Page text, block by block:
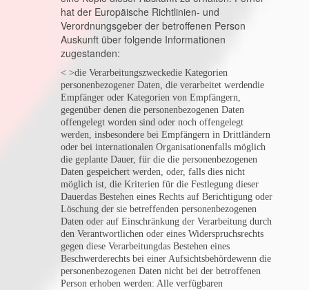
hat der Europäische Richtlinien- und
Verordnungsgeber der betroffenen Person
Auskunft über folgende Informationen
zugestanden:
< >die Verarbeitungszweckedie Kategorien
personenbezogener Daten, die verarbeitet werdendie
Empfänger oder Kategorien von Empfängern,
gegenüber denen die personenbezogenen Daten
offengelegt worden sind oder noch offengelegt
werden, insbesondere bei Empfängern in Drittländern
oder bei internationalen Organisationenfalls möglich
die geplante Dauer, für die die personenbezogenen
Daten gespeichert werden, oder, falls dies nicht
möglich ist, die Kriterien für die Festlegung dieser
Dauerdas Bestehen eines Rechts auf Berichtigung oder
Löschung der sie betreffenden personenbezogenen
Daten oder auf Einschränkung der Verarbeitung durch
den Verantwortlichen oder eines Widerspruchsrechts
gegen diese Verarbeitungdas Bestehen eines
Beschwerderechts bei einer Aufsichtsbehördewenn die
personenbezogenen Daten nicht bei der betroffenen
Person erhoben werden: Alle verfügbaren